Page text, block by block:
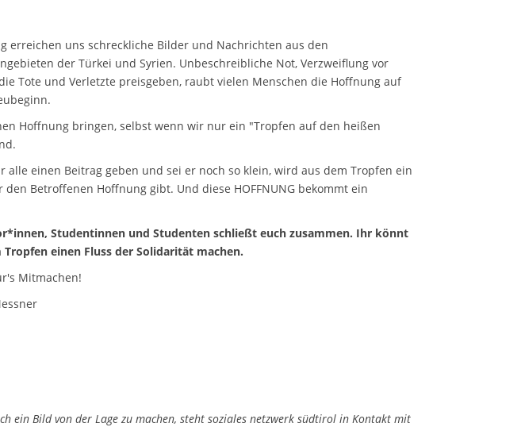
erreichen uns schreckliche Bilder und Nachrichten aus den
der Türkei und Syrien. Unbeschreibliche Not, Verzweiflung vor
Tote und Verletzte preisgeben, raubt vielen Menschen die Hoffnung auf
Hoffnung bringen, selbst wenn wir nur ein "Tropfen auf den heißen
alle einen Beitrag geben und sei er noch so klein, wird aus dem Tropfen ein
den Betroffenen Hoffnung gibt. Und diese HOFFNUNG bekommt ein
Studentinnen und Studenten schließt euch zusammen. Ihr könnt
Tropfen einen Fluss der Solidarität machen.
Mitmachen!
ein Bild von der Lage zu machen, steht soziales netzwerk südtirol in Kontakt mit